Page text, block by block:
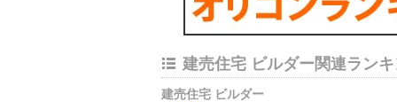
建売住宅 ビルダー関連ラン
建売住宅 ビルダー